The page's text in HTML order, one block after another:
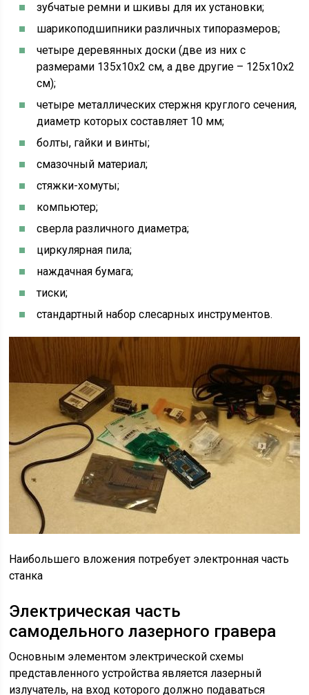
зубчатые ремни и шкивы для их установки;
шарикоподшипники различных типоразмеров;
четыре деревянных доски (две из них с
размерами 135х10х2 см, а две другие – 125х10х2
см);
четыре металлических стержня круглого сечения,
диаметр которых составляет 10 мм;
болты, гайки и винты;
смазочный материал;
стяжки-хомуты;
компьютер;
сверла различного диаметра;
циркулярная пила;
наждачная бумага;
тиски;
стандартный набор слесарных инструментов.
Наибольшего вложения потребует электронная часть
станка
Электрическая часть
самодельного лазерного гравера
Основным элементом электрической схемы
представленного устройства является лазерный
излучатель, на вход которого должно подаваться